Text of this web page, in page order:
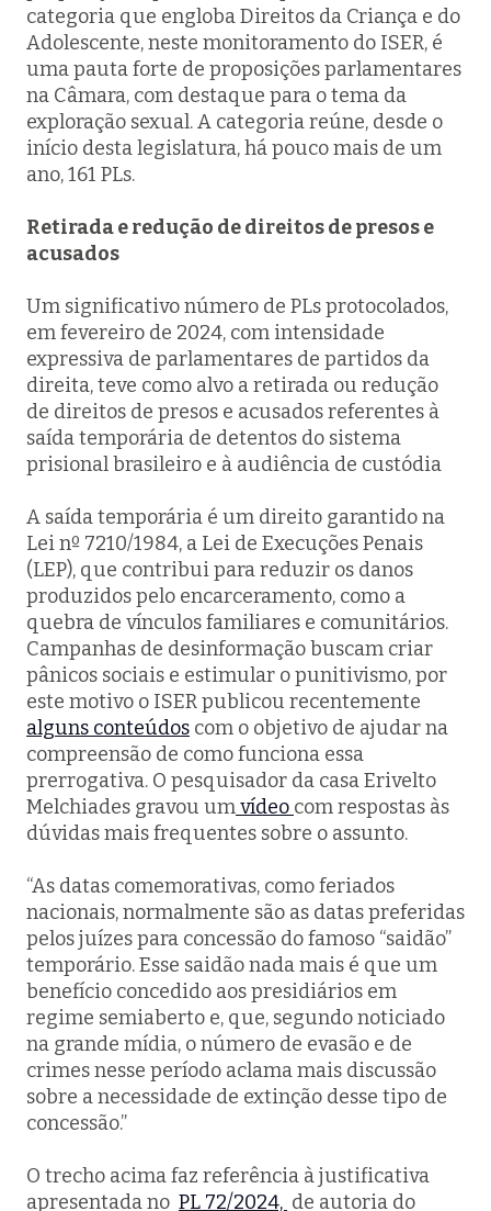
categoria que engloba Direitos da Criança e do
Adolescente, neste monitoramento do ISER, é
uma pauta forte de proposições parlamentares
na Câmara, com destaque para o tema da
exploração sexual. A categoria reúne, desde o
início desta legislatura, há pouco mais de um
ano, 161 PLs.
Retirada e redução de direitos de presos e
acusados
Um significativo número de PLs protocolados,
em fevereiro de 2024, com intensidade
expressiva de parlamentares de partidos da
direita, teve como alvo a retirada ou redução
de direitos de presos e acusados referentes à
saída temporária de detentos do sistema
prisional brasileiro e à audiência de custódia
A saída temporária é um direito garantido na
Lei nº 7210/1984, a Lei de Execuções Penais
(LEP), que contribui para reduzir os danos
produzidos pelo encarceramento, como a
quebra de vínculos familiares e comunitários.
Campanhas de desinformação buscam criar
pânicos sociais e estimular o punitivismo, por
este motivo o ISER publicou recentemente
alguns conteúdos com o objetivo de ajudar na
compreensão de como funciona essa
prerrogativa. O pesquisador da casa Erivelto
Melchiades gravou umvídeo com respostas às
dúvidas mais frequentes sobre o assunto.
“As datas comemorativas, como feriados
nacionais, normalmente são as datas preferidas
pelos juízes para concessão do famoso “saidão”
temporário. Esse saidão nada mais é que um
benefício concedido aos presidiários em
regime semiaberto e, que, segundo noticiado
na grande mídia, o número de evasão e de
crimes nesse período aclama mais discussão
sobre a necessidade de extinção desse tipo de
concessão.”
O trecho acima faz referência à justificativa
apresentada no PL 72/2024, de autoria do